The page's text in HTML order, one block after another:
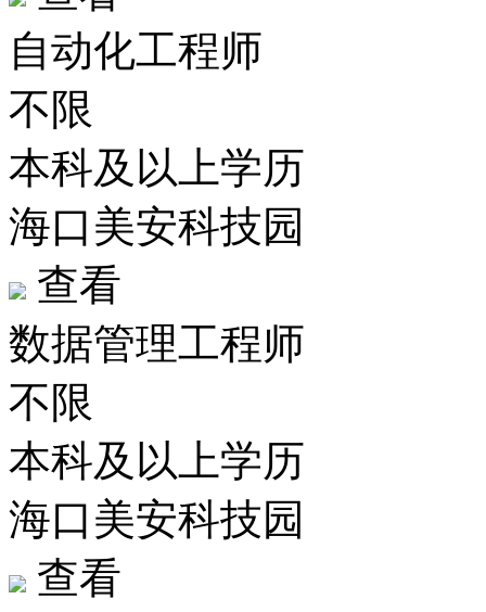
自动化工程师
不限
本科及以上学历
海口美安科技园
查看
数据管理工程师
不限
本科及以上学历
海口美安科技园
查看